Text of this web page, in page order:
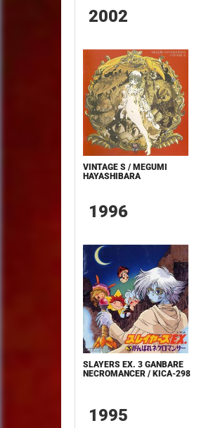
2002
VINTAGE S / MEGUMI
HAYASHIBARA
1996
SLAYERS EX. 3 GANBARE
NECROMANCER / KICA-298
1995